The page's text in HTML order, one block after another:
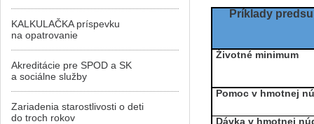
Príklady
Životné minimum
Pomoc v hmotnej
Dávka v hmotnej
KALKULAČKA príspevku
na opatrovanie
Akreditácie pre SPOD a SK
a sociálne služby
Zariadenia starostlivosti o deti
do troch rokov